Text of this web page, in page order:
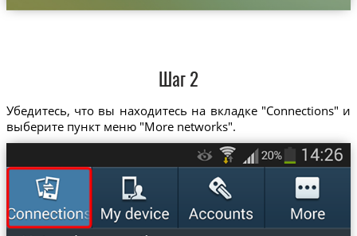
Шаг 2
Убедитесь, что вы находитесь на вкладке "Connections" и
выберите пункт меню "More networks".